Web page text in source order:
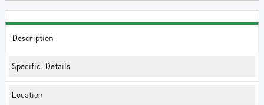
Description
Specific Details
Location